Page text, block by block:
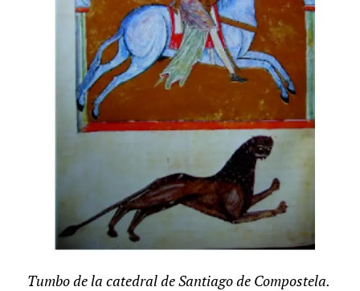
Tumbo de la catedral de Santiago de Compostela.